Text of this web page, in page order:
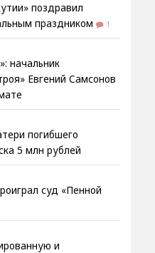
поздравил
праздником
1
начальник
Евгений Самсонов
погибшего
5 млн рублей
суд «Пенной
и